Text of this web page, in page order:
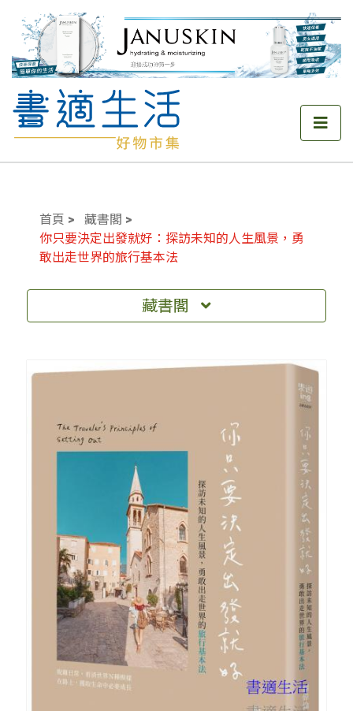
首頁
藏書閣
你只要決定出發就好：探訪未知的人生風景，勇
敢出走世界的旅行基本法
藏書閣